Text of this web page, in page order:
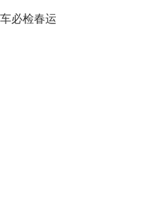
必检春运